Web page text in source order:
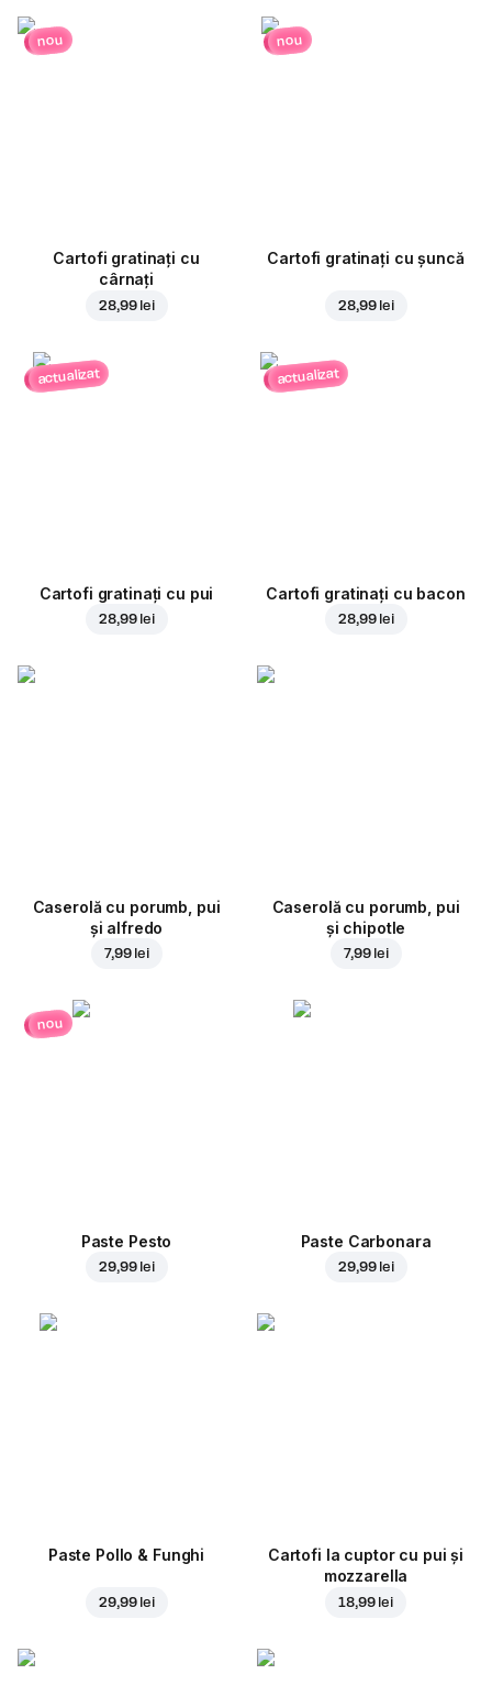
nou
Cartofi gratinați cu
cârnați
28,99 lei
nou
Cartofi gratinați cu șuncă
28,99 lei
actualizat
Cartofi gratinați cu pui
28,99 lei
actualizat
Cartofi gratinați cu bacon
28,99 lei
Caserolă cu porumb, pui
și alfredo
7,99 lei
Caserolă cu porumb, pui
și chipotle
7,99 lei
nou
Paste Pesto
29,99 lei
Paste Carbonara
29,99 lei
Paste Pollo & Funghi
29,99 lei
Cartofi la cuptor cu pui și
mozzarella
18,99 lei